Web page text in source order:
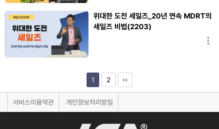
위대한 도전 세일즈_20년 연속 MDRT의
세일즈 비법(2203)
1 2
서비스이용약관 개인정보처리방침